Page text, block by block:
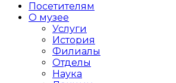
Посетителям
О музее
Услуги
История
Филиалы
Отделы
Наука